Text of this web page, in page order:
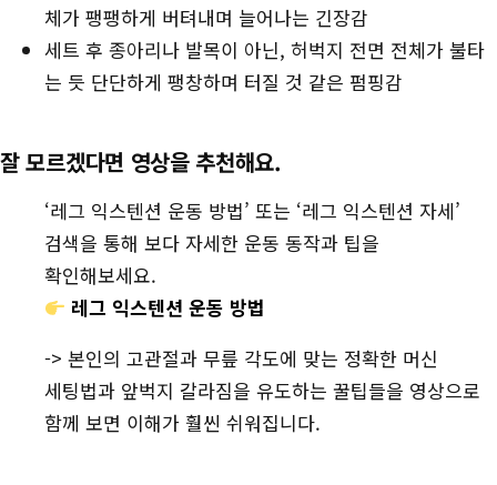
체가 팽팽하게 버텨내며 늘어나는 긴장감
세트 후 종아리나 발목이 아닌, 허벅지 전면 전체가 불타
는 듯 단단하게 팽창하며 터질 것 같은 펌핑감
잘 모르겠다면 영상을 추천해요.
‘레그 익스텐션 운동 방법’ 또는 ‘레그 익스텐션 자세’
검색을 통해 보다 자세한 운동 동작과 팁을
확인해보세요.
레그 익스텐션 운동 방법
-> 본인의 고관절과 무릎 각도에 맞는 정확한 머신
세팅법과 앞벅지 갈라짐을 유도하는 꿀팁들을 영상으로
함께 보면 이해가 훨씬 쉬워집니다.